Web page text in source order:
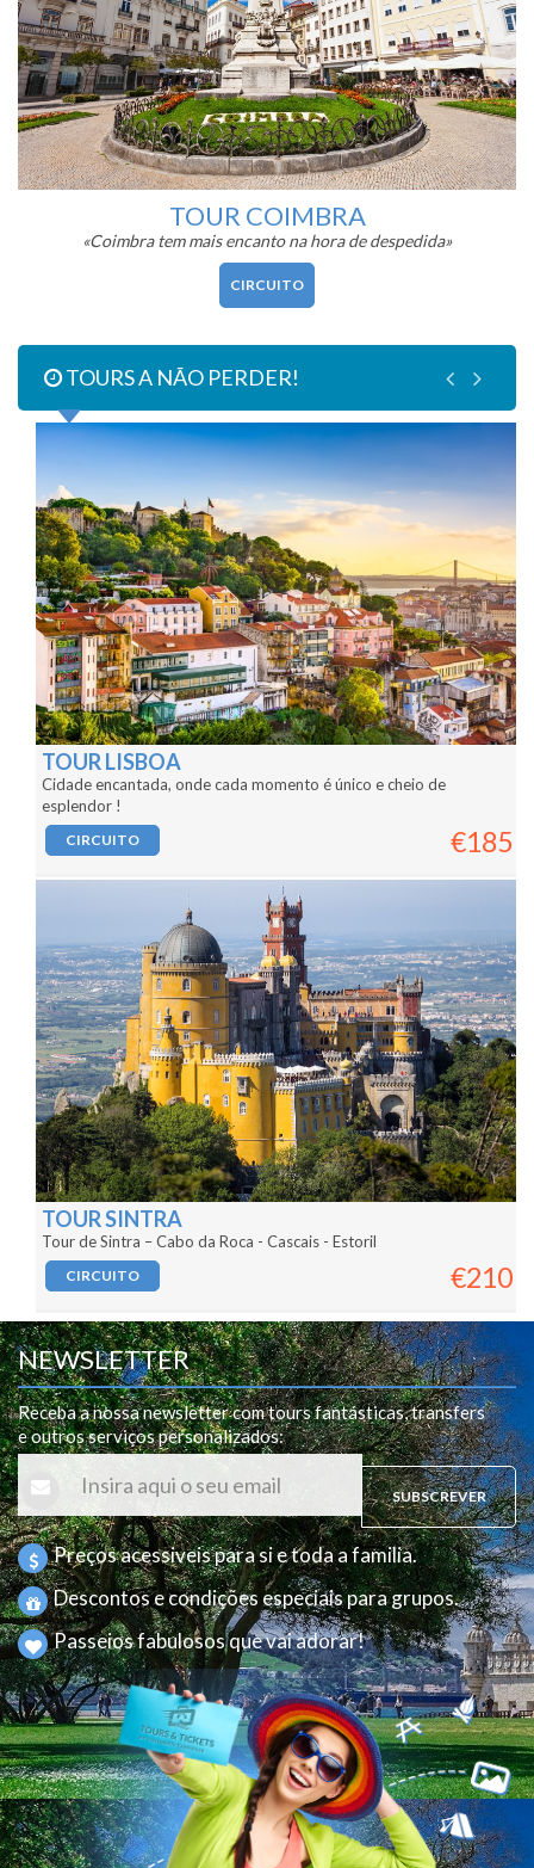
TOUR COIMBRA
«Coimbra tem mais encanto na hora de despedida»
CIRCUITO
TOURS A NÃO PERDER!
TOUR LISBOA
Cidade encantada, onde cada momento é único e cheio de
esplendor !
CIRCUITO €185
TOUR SINTRA
Tour de Sintra – Cabo da Roca - Cascais - Estoril
CIRCUITO €210
NEWSLETTER
Receba a nossa newsletter com tours fantásticas, transfers
e outros serviços personalizados:
SUBSCREVER
Preços acessiveis para si e toda a familia.
Descontos e condições especiais para grupos.
Passeios fabulosos que vai adorar!